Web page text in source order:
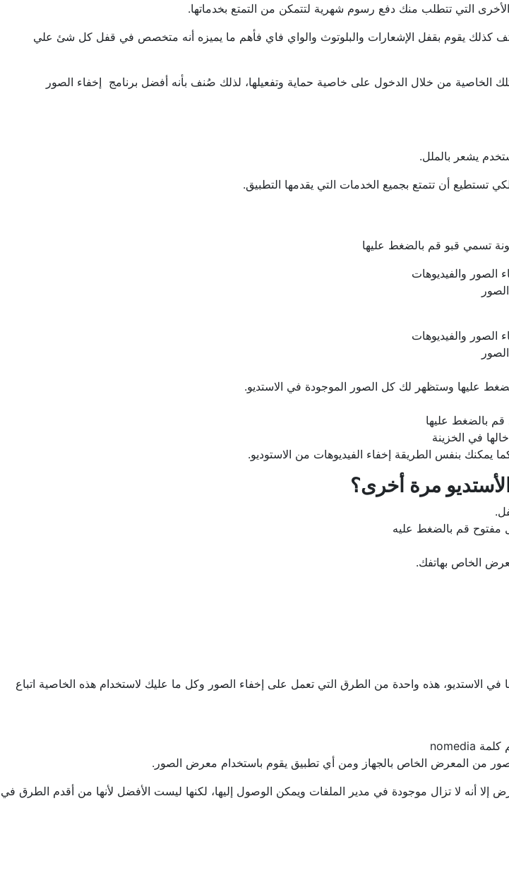
التي تتطلب منك دفع رسوم شهرية لتتمكن من التمتع بخدماتها.
كذلك يقوم بقفل الإشعارات والبلوتوث والواي فاي فأهم ما يميزه أنه متخصص في قفل كل شئ علي
الخاصية من خلال الدخول على خاصية حماية وتفعيلها، لذلك صُنف بأنه أفضل برنامج إخفاء الصور
يشعر بالملل.
تستطيع أن تتمتع بجميع الخدمات التي يقدمها التطبيق.
عليها وستظهر لك كل الصور الموجودة في الاستديو.
بالضغط عليها
في الخزينة
يمكنك بنفس الطريقة إخفاء الفيديوهات من الاستوديو.
مرة أخرى؟
مفتوح قم بالضغط عليه
الخاص بهاتفك.
الاستديو، هذه واحدة من الطرق التي تعمل على إخفاء الصور وكل ما عليك لاستخدام هذه الخاصية اتباع
الصور من المعرض الخاص بالجهاز ومن أي تطبيق يقوم باستخدام معرض الصور.
أنه لا تزال موجودة في مدير الملفات ويمكن الوصول إليها، لكنها ليست الأفضل لأنها من أقدم الطرق في